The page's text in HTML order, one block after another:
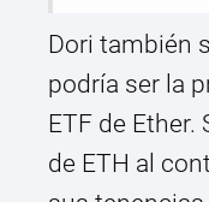
Dori también
podría ser la
ETF de Ether.
de ETH al